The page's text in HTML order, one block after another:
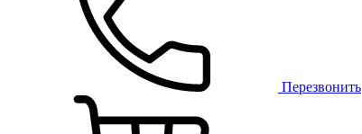
Перезвонить